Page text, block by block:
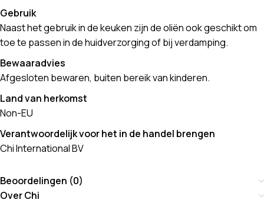
Gebruik
Naast het gebruik in de keuken zijn de oliën ook geschikt om
toe te passen in de huidverzorging of bij verdamping.
Bewaaradvies
Afgesloten bewaren, buiten bereik van kinderen.
Land van herkomst
Non-EU
Verantwoordelijk voor het in de handel brengen
Chi International BV
Beoordelingen (0)
Over Chi